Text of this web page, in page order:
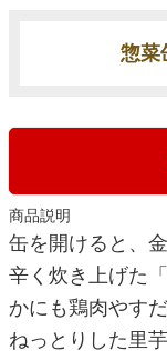
惣菜
商品説明
缶を開けると、
辛く炊き上げた
かにも鶏肉やす
ねっとりした里